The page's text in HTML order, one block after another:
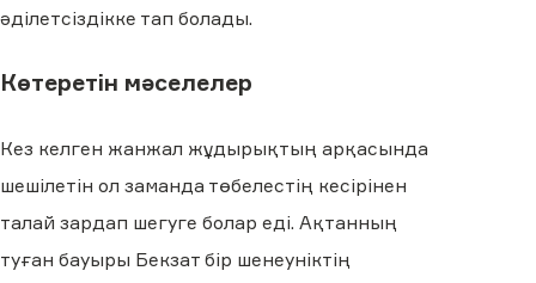
әділетсіздікке тап болады.
Көтеретін мәселелер
Кез келген жанжал жұдырықтың арқасында
шешілетін ол заманда төбелестің кесірінен
талай зардап шегуге болар еді. Ақтанның
туған бауыры Бекзат бір шенеуніктің